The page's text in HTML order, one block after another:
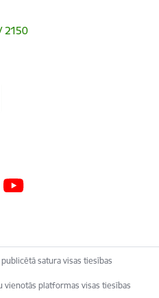
2150
satura visas tiesības
vienotās platformas visas tiesības